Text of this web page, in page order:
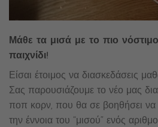
Μάθε τα μισά με το πιο
παιχνίδι!
Είσαι έτοιμος να διασκεδάσεις
Σας παρουσιάζουμε το νέο μας
ποπ κορν, που θα σε βοηθήσει να
την έννοια του “μισού” ενός